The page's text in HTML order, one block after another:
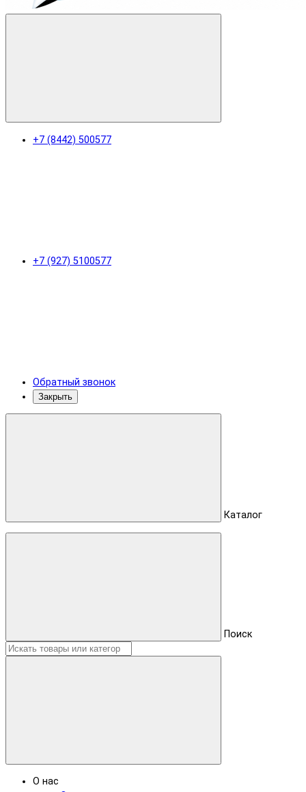
+7 (8442) 500577
+7 (927) 5100577
Обратный звонок
Закрыть
Каталог
Поиск
О нас